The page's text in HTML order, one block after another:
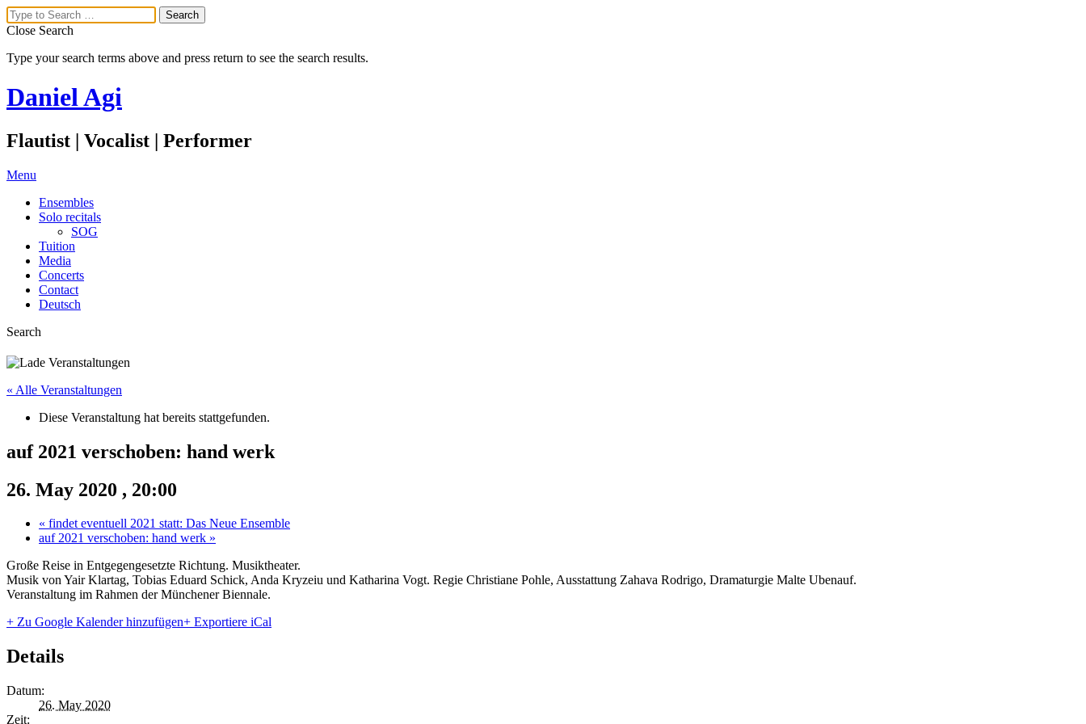
Close Search
Type your search terms above and press return to see the search results.
Daniel Agi
Flautist | Vocalist | Performer
Menu
Ensembles
Solo recitals
SOG
Tuition
Media
Concerts
Contact
Deutsch
Search
« Alle Veranstaltungen
Diese Veranstaltung hat bereits stattgefunden.
auf 2021 verschoben: hand werk
26. May 2020 , 20:00
« findet eventuell 2021 statt: Das Neue Ensemble
auf 2021 verschoben: hand werk »
Große Reise in Entgegengesetzte Richtung. Musiktheater.
Musik von Yair Klartag, Tobias Eduard Schick, Anda Kryzeiu und Katharina Vogt. Regie Christiane Pohle, Ausstattung Zahava Rodrigo, Dramaturgie Malte Ubenauf.
Veranstaltung im Rahmen der Münchener Biennale.
+ Zu Google Kalender hinzufügen+ Exportiere iCal
Details
Datum:
26. May 2020
Zeit: